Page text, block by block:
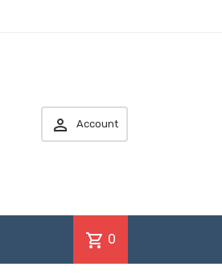
 Account
shopping_cart 0